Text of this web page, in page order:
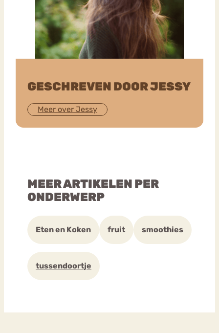
GESCHREVEN DOOR JESSY
Meer over Jessy
MEER ARTIKELEN PER
ONDERWERP
Eten en Koken fruit smoothies
tussendoortje